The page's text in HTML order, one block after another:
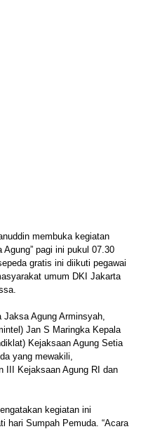
membuka kegiatan
pagi ini pukul 07.30
gratis ini diikuti pegawai
umum DKI Jakarta
Agung Arminsyah,
Jan S Maringka Kepala
Kejaksaan Agung Setia
yang mewakili,
III Kejaksaan Agung RI dan
kegiatan ini
hari Sumpah Pemuda. “Acara